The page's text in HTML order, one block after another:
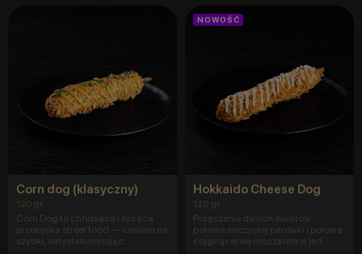
Corn dog (klasyczny)
120 gr.
Corn Dog to chrupiąca i sycąca
przekąska street food — idealna na
szybki, satysfakcjonując
NOWOŚĆ
Hokkaido Cheese Dog
120 gr.
Połączenie dwóch światów:
połowa soczystej parówki i połowa
ciągnącej się mozzarelli w jed